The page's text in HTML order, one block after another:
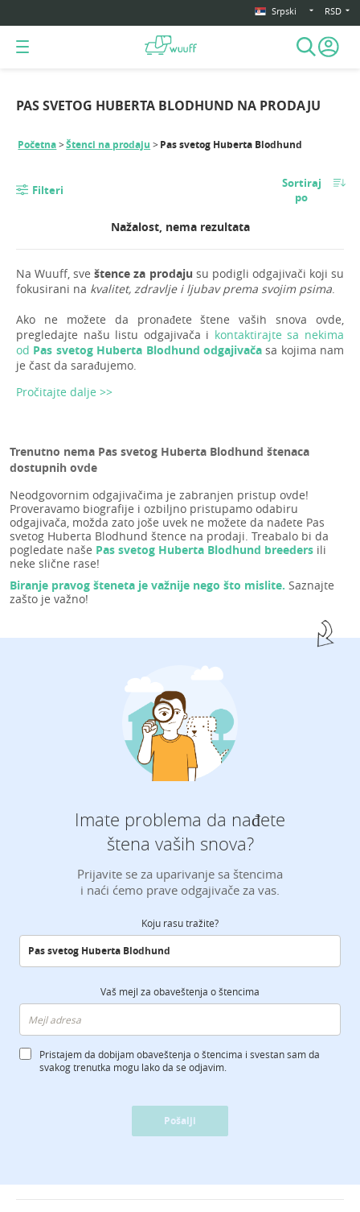
Srpski RSD
PAS SVETOG HUBERTA BLODHUND NA PRODAJU
Početna Štenci na prodaju Pas svetog Huberta Blodhund
Filteri
Sortiraj
po
Nažalost, nema rezultata
Na Wuuff, sveštence za prodaju su podigli odgajivači koji su
fokusirani na kvalitet, zdravlje i ljubav prema svojim psima.
Ako ne možete da pronađete štene vaših snova ovde,
pregledajte našu listu odgajivača i kontaktirajte sa nekima
od Pas svetog Huberta Blodhund odgajivačasa kojima nam
je čast da sarađujemo.
Pročitajte dalje >>
Trenutno nema Pas svetog Huberta Blodhund štenaca
dostupnih ovde
Neodgovornim odgajivačima je zabranjen pristup ovde!
Proveravamo biografije i ozbiljno pristupamo odabiru
odgajivača, možda zato joše uvek ne možete da nađete Pas
svetog Huberta Blodhund štence na prodaji. Treabalo bi da
pogledate naše Pas svetog Huberta Blodhund breeders ili
neke slične rase!
Biranje pravog šteneta je važnije nego što mislite. Saznajte
zašto je važno!
Imate problema da nađete
štena vaših snova?
Prijavite se za uparivanje sa štencima
i naći ćemo prave odgajivače za vas.
Koju rasu tražite?
Vaš mejl za obaveštenja o štencima
Pristajem da dobijam obaveštenja o štencima i svestan sam da
svakog trenutka mogu lako da se odjavim.
Pošalji